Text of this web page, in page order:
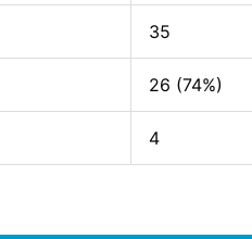
35
26 (74%)
4